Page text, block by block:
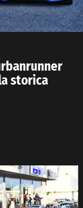
storica